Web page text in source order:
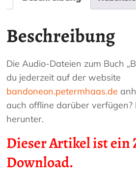
Beschreibung
Die Audio-Dateien zum Buch
du jederzeit auf der website
bandoneon.petermhaas.de
auch offline darüber
herunter.
Dieser Artikel ist ein
Download.